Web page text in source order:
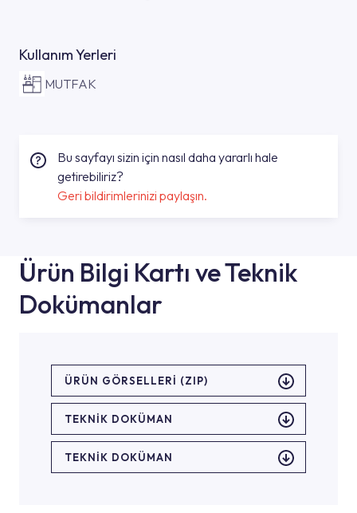
Kullanım Yerleri
MUTFAK
Bu sayfayı sizin için nasıl daha yararlı hale
getirebiliriz?
Geri bildirimlerinizi paylaşın.
Ürün Bilgi Kartı ve Teknik
Dokümanlar
ÜRÜN GÖRSELLERI (ZIP)
TEKNİK DOKÜMAN
TEKNİK DOKÜMAN